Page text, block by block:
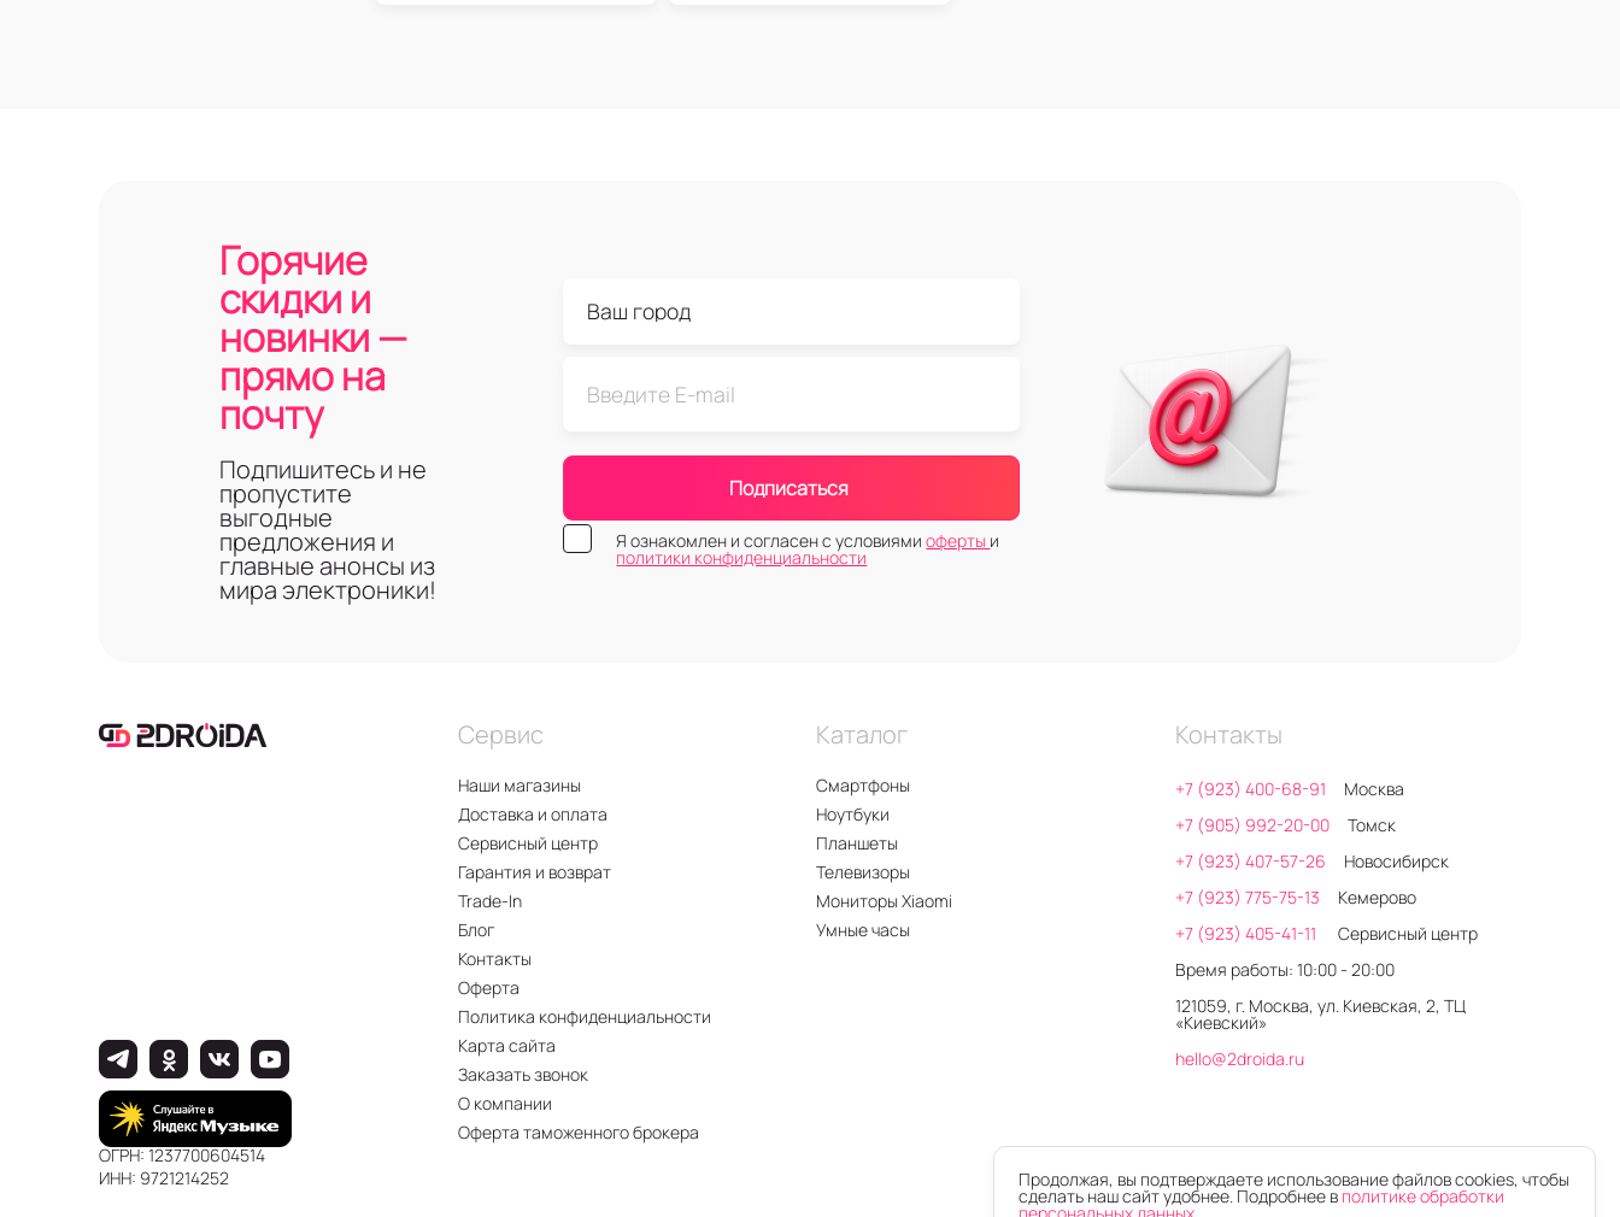
Горячие
скидки и
новинки —
прямо на
почту
Подпишитесь и не
пропустите
выгодные
предложения и
главные анонсы из
мира электроники!
Подписаться
Я ознакомлен и согласен с условиямиоферты и
политики конфиденциальности
Сервис
Наши магазины
Доставка и оплата
Сервисный центр
Гарантия и возврат
Trade-In
Блог
Контакты
Оферта
Политика конфиденциальности
Карта сайта
Заказать звонок
О компании
Оферта таможенного брокера
Каталог
Смартфоны
Ноутбуки
Планшеты
Телевизоры
Мониторы Xiaomi
Умные часы
Контакты
+7 (923) 400-68-91
Москва
+7 (905) 992-20-00
Томск
+7 (923) 407-57-26
Новосибирск
+7 (923) 775-75-13
Кемерово
+7 (923) 405-41-11
Сервисный центр
Время работы: 10:00 - 20:00
121059, г. Москва, ул. Киевская, 2, ТЦ
«Киевский»
hello@2droida.ru
ОГРН: 1237700604514
ИНН: 9721214252
Продолжая, вы подтверждаете использование файлов cookies, чтобы
сделать наш сайт удобнее. Подробнее в политике обработки